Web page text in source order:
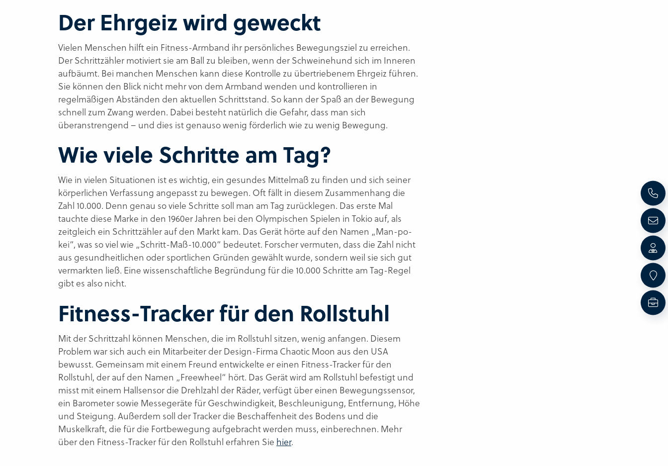
Der Ehrgeiz wird geweckt
Vielen Menschen hilft ein Fitness-Armband ihr persönliches Bewegungsziel zu erreichen.
Der Schrittzähler motiviert sie am Ball zu bleiben, wenn der Schweinehund sich im Inneren
aufbäumt. Bei manchen Menschen kann diese Kontrolle zu übertriebenem Ehrgeiz führen.
Sie können den Blick nicht mehr von dem Armband wenden und kontrollieren in
regelmäßigen Abständen den aktuellen Schrittstand. So kann der Spaß an der Bewegung
schnell zum Zwang werden. Dabei besteht natürlich die Gefahr, dass man sich
überanstrengend – und dies ist genauso wenig förderlich wie zu wenig Bewegung.
Wie viele Schritte am Tag?
Wie in vielen Situationen ist es wichtig, ein gesundes Mittelmaß zu finden und sich seiner
körperlichen Verfassung angepasst zu bewegen. Oft fällt in diesem Zusammenhang die
Zahl 10.000. Denn genau so viele Schritte soll man am Tag zurücklegen. Das erste Mal
tauchte diese Marke in den 1960er Jahren bei den Olympischen Spielen in Tokio auf, als
zeitgleich ein Schrittzähler auf den Markt kam. Das Gerät hörte auf den Namen „Man-po-
kei“, was so viel wie „Schritt-Maß-10.000“ bedeutet. Forscher vermuten, dass die Zahl nicht
aus gesundheitlichen oder sportlichen Gründen gewählt wurde, sondern weil sie sich gut
vermarkten ließ. Eine wissenschaftliche Begründung für die 10.000 Schritte am Tag-Regel
gibt es also nicht.
Fitness-Tracker für den Rollstuhl
Mit der Schrittzahl können Menschen, die im Rollstuhl sitzen, wenig anfangen. Diesem
Problem war sich auch ein Mitarbeiter der Design-Firma Chaotic Moon aus den USA
bewusst. Gemeinsam mit einem Freund entwickelte er einen Fitness-Tracker für den
Rollstuhl, der auf den Namen „Freewheel“ hört. Das Gerät wird am Rollstuhl befestigt und
misst mit einem Hallsensor die Drehlzahl der Räder, verfügt über einen Bewegungssensor,
ein Barometer sowie Messegeräte für Geschwindigkeit, Beschleunigung, Entfernung, Höhe
und Steigung. Außerdem soll der Tracker die Beschaffenheit des Bodens und die
Muskelkraft, die für die Fortbewegung aufgebracht werden muss, einberechnen. Mehr
über den Fitness-Tracker für den Rollstuhl erfahren Sie hier.